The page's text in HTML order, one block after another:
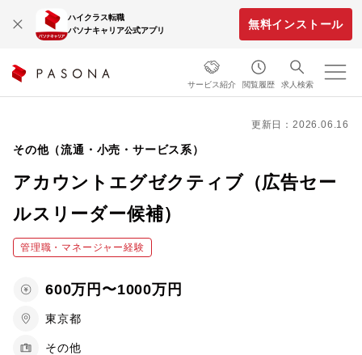
ハイクラス転職
パソナキャリア公式アプリ
無料インストール
サービス紹介 閲覧履歴 求人検索
更新日：2026.06.16
その他（流通・小売・サービス系）
アカウントエグゼクティブ（広告セー
ルスリーダー候補）
管理職・マネージャー経験
600万円〜1000万円
東京都
その他